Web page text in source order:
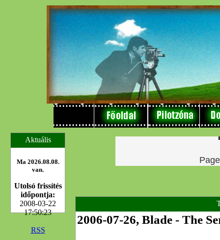
Aktuális
Ma 2026.08.08.
van.
Utolsó frissítés
időpontja:
2008-03-22
17:50:23
RSS
2006-07-26, Blade - The